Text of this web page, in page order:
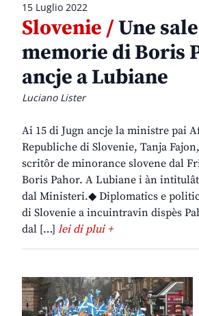
15 Luglio 2022
Slovenie /Une
memorie di Boris
ancje a Lubiane
Luciano Lister
Ai 15 di Jugn ancje la ministre pai
Republiche di Slovenie, Tanja
scritôr de minorance slovene dal
Boris Pahor. A Lubiane i àn intitulât
dal Ministeri.◆ Diplomatics e
di Slovenie a incuintravin dispès
dal […] lei di plui +